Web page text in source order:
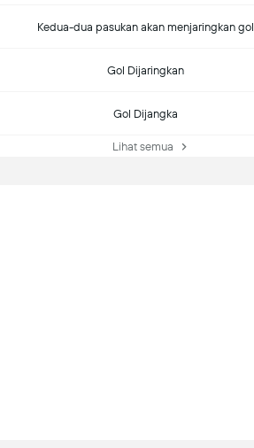
Kedua-dua pasukan akan menjaringkan gol
Gol Dijaringkan
Gol Dijangka
Lihat semua